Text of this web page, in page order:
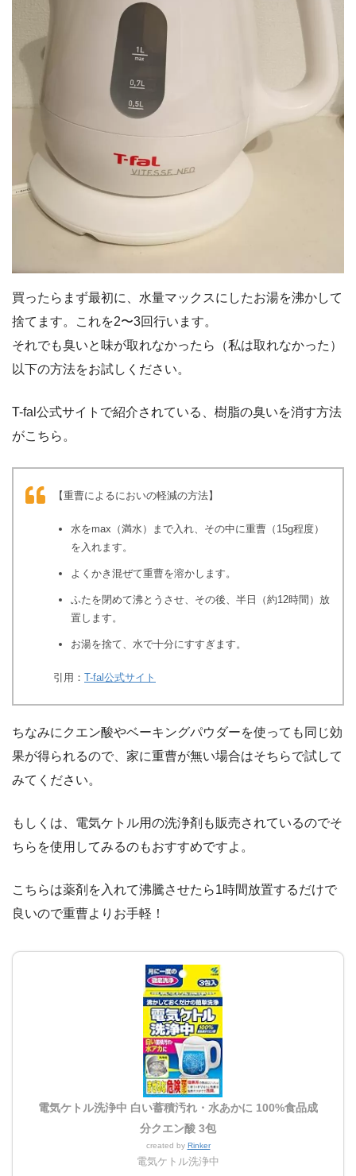
買ったらまず最初に、水量マックスにしたお湯を沸かして
捨てます。これを2〜3回行います。
それでも臭いと味が取れなかったら（私は取れなかった）
以下の方法をお試しください。
T-fal公式サイトで紹介されている、樹脂の臭いを消す方法
がこちら。
【重曹によるにおいの軽減の方法】
水をmax（満水）まで入れ、その中に重曹（15g程度）
を入れます。
よくかき混ぜて重曹を溶かします。
ふたを閉めて沸とうさせ、その後、半日（約12時間）放
置します。
お湯を捨て、水で十分にすすぎます。
引用： T-fal公式サイト
ちなみにクエン酸やベーキングパウダーを使っても同じ効
果が得られるので、家に重曹が無い場合はそちらで試して
みてください。
もしくは、電気ケトル用の洗浄剤も販売されているのでそ
ちらを使用してみるのもおすすめですよ。
こちらは薬剤を入れて沸騰させたら1時間放置するだけで
良いので重曹よりお手軽！
電気ケトル洗浄中 白い蓄積汚れ・水あかに 100%食品成
分クエン酸 3包
created by Rinker
電気ケトル洗浄中